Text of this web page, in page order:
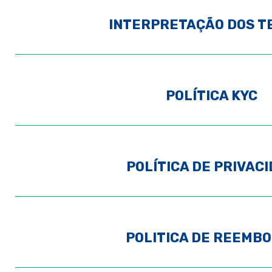
INTERPRETAÇÃO DOS
POLÍTICA KYC
POLÍTICA DE
POLITICA DE